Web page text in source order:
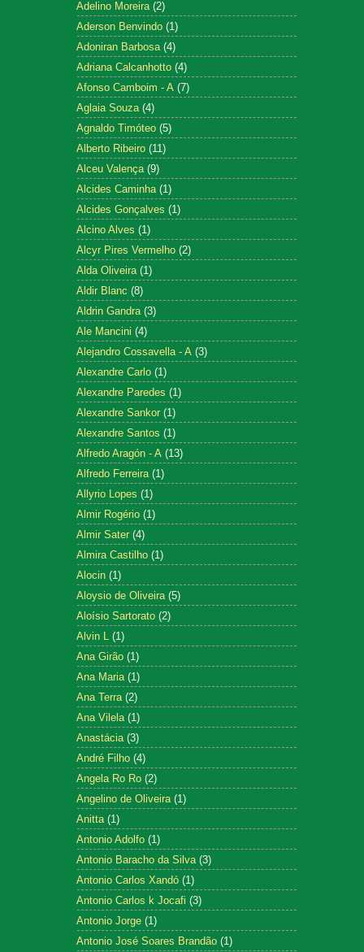
Adelino Moreira (2)
Aderson Benvindo (1)
Adoniran Barbosa (4)
Adriana Calcanhotto (4)
Afonso Camboim - A (7)
Aglaia Souza (4)
Agnaldo Timóteo (5)
Alberto Ribeiro (11)
Alceu Valença (9)
Alcides Caminha (1)
Alcides Gonçalves (1)
Alcino Alves (1)
Alcyr Pires Vermelho (2)
Alda Oliveira (1)
Aldir Blanc (8)
Aldrin Gandra (3)
Ale Mancini (4)
Alejandro Cossavella - A (3)
Alexandre Carlo (1)
Alexandre Paredes (1)
Alexandre Sankor (1)
Alexandre Santos (1)
Alfredo Aragón - A (13)
Alfredo Ferreira (1)
Allyrio Lopes (1)
Almir Rogério (1)
Almir Sater (4)
Almira Castilho (1)
Alocin (1)
Aloysio de Oliveira (5)
Aloísio Sartorato (2)
Alvin L (1)
Ana Girão (1)
Ana Maria (1)
Ana Terra (2)
Ana Vilela (1)
Anastácia (3)
André Filho (4)
Angela Ro Ro (2)
Angelino de Oliveira (1)
Anitta (1)
Antonio Adolfo (1)
Antonio Baracho da Silva (3)
Antonio Carlos Xandó (1)
Antonio Carlos k Jocafi (3)
Antonio Jorge (1)
Antonio José Soares Brandão (1)